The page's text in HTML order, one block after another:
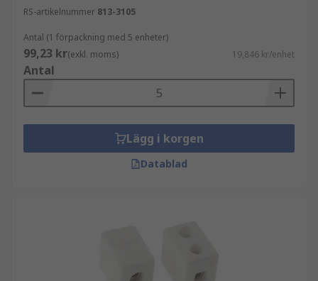
RS-artikelnummer 813-3105
Antal (1 förpackning med 5 enheter)
99,23 kr(exkl. moms) 19,846 kr/enhet
Antal
Lägg i korgen
Datablad